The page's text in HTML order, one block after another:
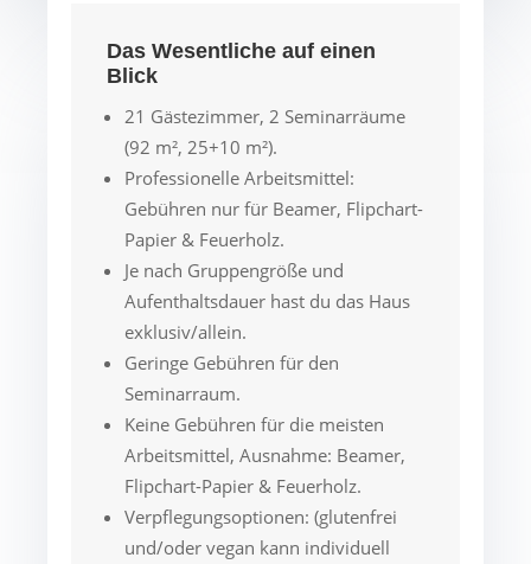
Das Wesentliche auf einen
Blick
21 Gästezimmer, 2 Seminarräume
(92 m², 25+10 m²).
Professionelle Arbeitsmittel:
Gebühren nur für Beamer, Flipchart-
Papier & Feuerholz.
Je nach Gruppengröße und
Aufenthaltsdauer hast du das Haus
exklusiv/allein.
Geringe Gebühren für den
Seminarraum.
Keine Gebühren für die meisten
Arbeitsmittel, Ausnahme: Beamer,
Flipchart-Papier & Feuerholz.
Verpflegungsoptionen: (glutenfrei
und/oder vegan kann individuell